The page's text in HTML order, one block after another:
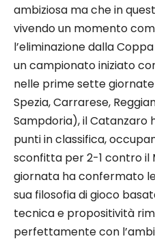
ambiziosa ma che in
vivendo un momento
l’eliminazione dalla
un campionato iniziato
nelle prime sette
Spezia, Carrarese,
Sampdoria), il Catanzaro
punti in classifica,
sconfitta per 2-1 contro il
giornata ha confermato
sua filosofia di gioco
tecnica e propositività
perfettamente con